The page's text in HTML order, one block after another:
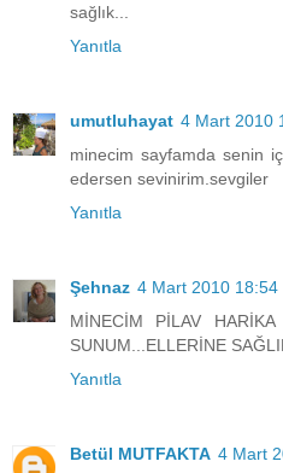
sağlık...
Yanıtla
umutluhayat 4 Mart 2010
minecim sayfamda senin
edersen sevinirim.sevgiler
Yanıtla
Şehnaz 4 Mart 2010 18:54
MİNECİM PİLAV
SUNUM...ELLERİNE
Yanıtla
Betül MUTFAKTA 4 Mart